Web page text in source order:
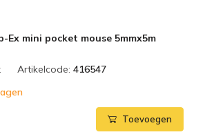
mini pocket mouse 5mmx5m
Artikelcode: 416547
Toevoegen